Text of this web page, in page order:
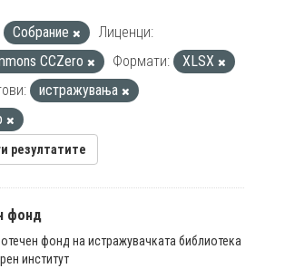
Собрание
Лиценци:
CCZero
Формати:
XLSX
истражувања
резултатите
фонд
фонд на истражувачката библиотека
институт